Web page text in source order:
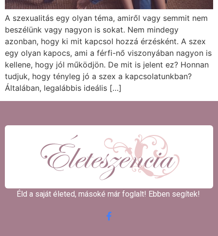
A szexualitás egy olyan téma, amiről vagy semmit nem
beszélünk vagy nagyon is sokat. Nem mindegy
azonban, hogy ki mit kapcsol hozzá érzésként. A szex
egy olyan kapocs, ami a férfi-nő viszonyában nagyon is
kellene, hogy jól működjön. De mit is jelent ez? Honnan
tudjuk, hogy tényleg jó a szex a kapcsolatunkban?
Általában, legalábbis ideális […]
Éld a saját életed, másoké már foglalt! Ebben segítek! ​